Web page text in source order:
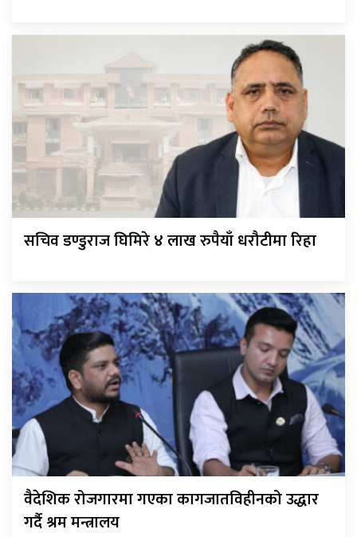
सचिव डण्डुराज घिमिरे ४ लाख रुपैयाँ धरौटीमा रिहा
वैदेशिक रोजगारमा गएका कागजातविहीनको उद्धार
गर्दै श्रम मन्त्रालय